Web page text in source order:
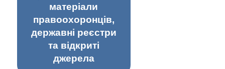
матеріали
правоохоронців,
державні реєстри
та відкриті
джерела